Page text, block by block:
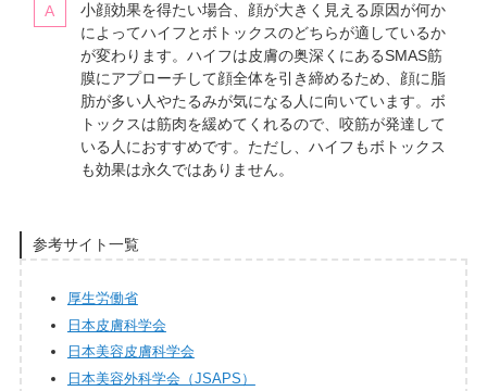
小顔効果を得たい場合、顔が大きく見える原因が何か
によってハイフとボトックスのどちらが適しているか
が変わります。ハイフは皮膚の奥深くにあるSMAS筋
膜にアプローチして顔全体を引き締めるため、顔に脂
肪が多い人やたるみが気になる人に向いています。ボ
トックスは筋肉を緩めてくれるので、咬筋が発達して
いる人におすすめです。ただし、ハイフもボトックス
も効果は永久ではありません。
参考サイト一覧
厚生労働省
日本皮膚科学会
日本美容皮膚科学会
日本美容外科学会（JSAPS）